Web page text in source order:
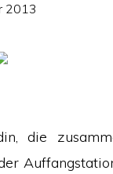
2013
die